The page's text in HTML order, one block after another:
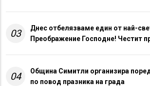
03
Днес отбелязваме един от най-
Преображение Господне! Честит
04
Община Симитли организира
по повод празника на града